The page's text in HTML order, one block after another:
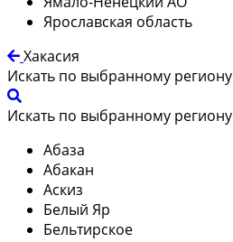
Ярославская область
Хакасия
Искать по выбранному региону
Искать по выбранному региону
Абаза
Абакан
Аскиз
Белый Яр
Бельтирское